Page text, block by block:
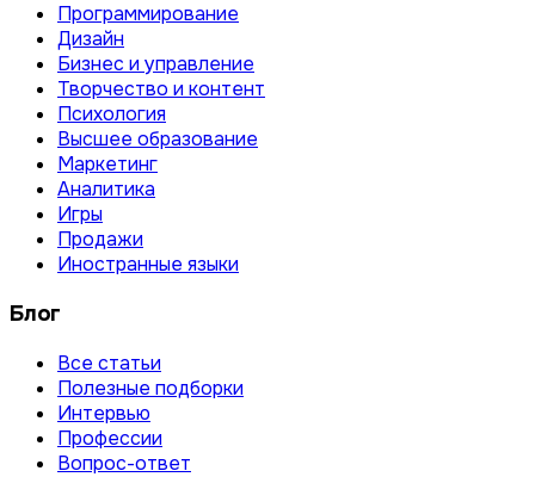
Программирование
Дизайн
Бизнес и управление
Творчество и контент
Психология
Высшее образование
Маркетинг
Аналитика
Игры
Продажи
Иностранные языки
Блог
Все статьи
Полезные подборки
Интервью
Профессии
Вопрос-ответ